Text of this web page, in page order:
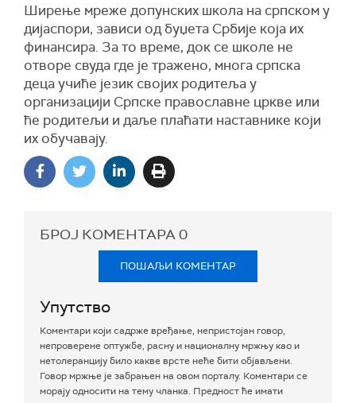
Ширење мреже допунских школа на српском у
дијаспори, зависи од буџета Србије која их
финансира. За то време, док се школе не
отворе свуда где је тражено, многа српска
деца учиће језик својих родитеља у
организацији Српске православне цркве или
ће родитељи и даље плаћати наставнике који
их обучавају.
БРОЈ КОМЕНТАРА0
ПОШАЉИ КОМЕНТАР
Упутство
Коментари који садрже вређање, непристојан говор,
непроверене оптужбе, расну и националну мржњу као и
нетолеранцију било какве врсте неће бити објављени.
Говор мржње је забрањен на овом порталу. Коментари се
морају односити на тему чланка. Предност ће имати